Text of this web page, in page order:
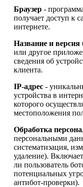
Браузер -
получает доступ к
интернете.
Название и версия
или другое
сведения об
клиента.
IP-адрес -
устройства в
которого
местоположения
Обработка
персональными
систематизация,
удаление).
ли пользователь
потенциальных
антибот-проверки).